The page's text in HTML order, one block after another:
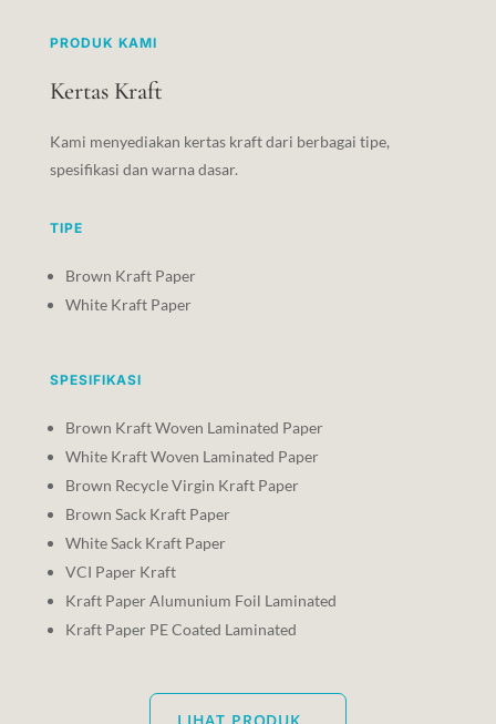
PRODUK KAMI
Kertas Kraft
Kami menyediakan kertas kraft dari berbagai tipe,
spesifikasi dan warna dasar.
TIPE
Brown Kraft Paper
White Kraft Paper
SPESIFIKASI
Brown Kraft Woven Laminated Paper
White Kraft Woven Laminated Paper
Brown Recycle Virgin Kraft Paper
Brown Sack Kraft Paper
White Sack Kraft Paper
VCI Paper Kraft
Kraft Paper Alumunium Foil Laminated
Kraft Paper PE Coated Laminated
LIHAT PRODUK